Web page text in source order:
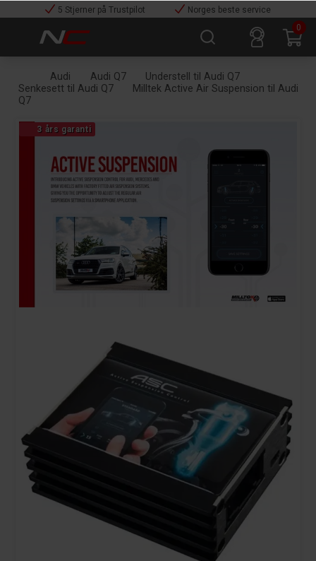
5 Stjerner på Trustpilot
Norges beste service
0
Audi Audi Q7
Understell til Audi Q7
Senkesett til Audi Q7
Milltek Active Air Suspension til Audi
Q7
3 års garanti